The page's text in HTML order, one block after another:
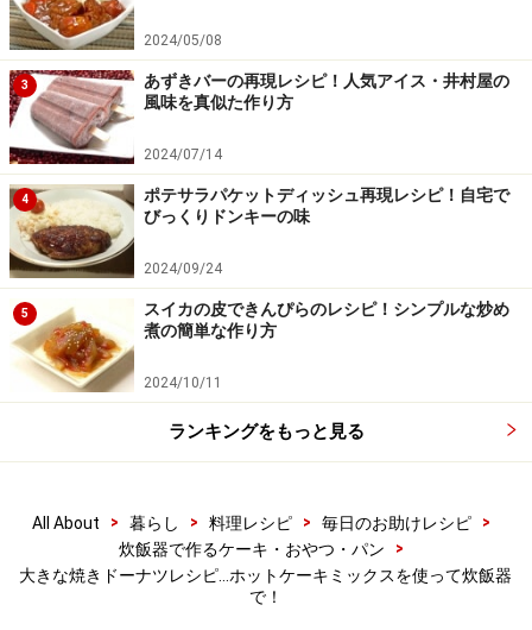
5
サラダ油をぬった内釜の中に（4）を入れてスイッチ
オン
内釜にサラダ油を薄くぬり、（4）を入れて形を調え
て、普通に炊く。
2024/05/08
3
あずきバーの再現レシピ！人気アイス・井村屋の
風味を真似た作り方
2024/07/14
4
ポテサラパケットディッシュ再現レシピ！自宅で
びっくりドンキーの味
2024/09/24
5
スイカの皮できんぴらのレシピ！シンプルな炒め
煮の簡単な作り方
2024/10/11
ランキングをもっと見る
All About > 暮らし > 料理レシピ > 毎日のお助けレシピ
>
炊飯器で作るケーキ・おやつ・パン
>
大きな焼きドーナツレシピ…ホットケーキミックスを使って炊飯器
で！